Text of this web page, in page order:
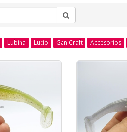
Lubina Lucio Gan Craft Accesorios